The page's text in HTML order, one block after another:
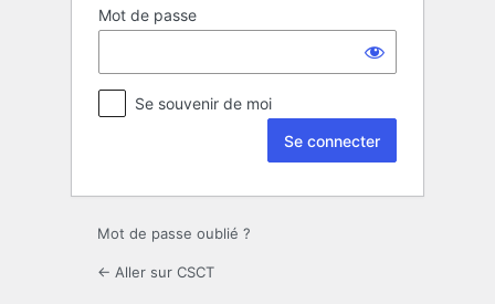
Mot de passe
Se souvenir de moi
Mot de passe oublié ?
← Aller sur CSCT